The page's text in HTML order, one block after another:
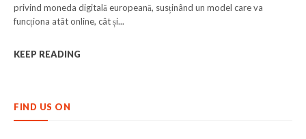
privind moneda digitală europeană, susținând un model care va
funcționa atât online, cât și...
KEEP READING
FIND US ON